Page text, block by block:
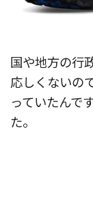
国や地方の行
応しくないの
っていたんで
た。